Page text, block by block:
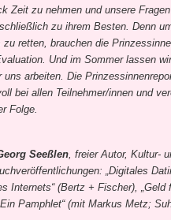
Zeit zu nehmen und unsere
zu ihrem Besten. Denn
zu retten, brauchen die
Und im Sommer lassen
uns arbeiten.Die
bei allen Teilnehmer/innen und
Folge.
Seeßlen , freier Autor, Kultur-
„Digitales
Internets“ (Bertz + Fischer), „Geld
Pamphlet“ (mit Markus Metz;